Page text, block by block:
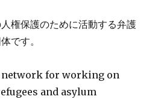
権保護のために活動する弁護
です。
network for working on
and asylum